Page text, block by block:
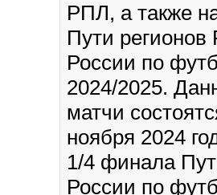
РПЛ, а также
Пути регионов
России по
2024/2025.
матчи
ноября 2024
1/4 финала
России по